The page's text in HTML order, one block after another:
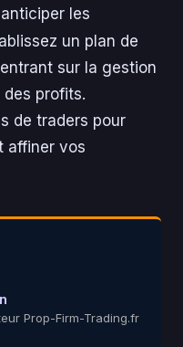
les
un plan de
sur la gestion
des profits.
de traders pour
affiner vos
Prop-Firm-Trading.fr